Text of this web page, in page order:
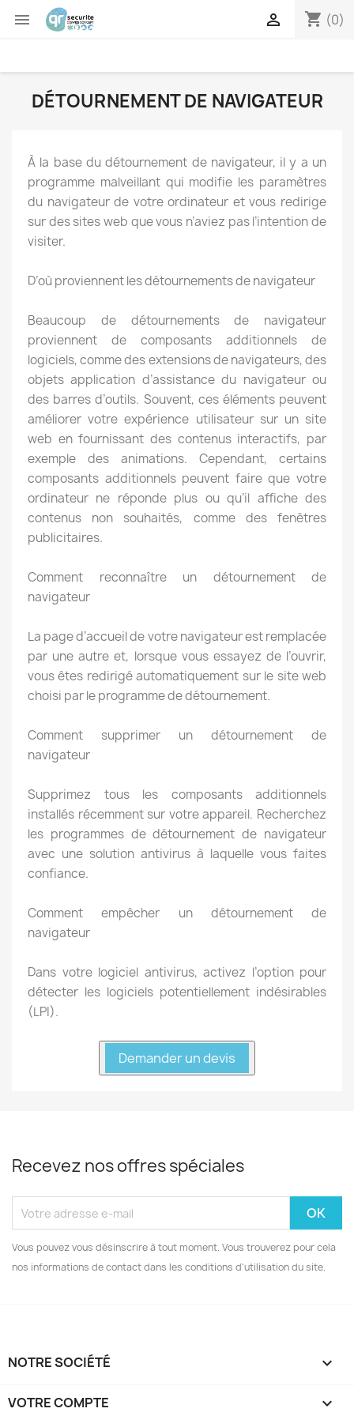
 shopping_cart (0)

DÉTOURNEMENT DE NAVIGATEUR
À la base du détournement de navigateur, il y a un
programme malveillant qui modifie les paramètres
du navigateur de votre ordinateur et vous redirige
sur des sites web que vous n’aviez pas l’intention de
visiter.
D’où proviennent les détournements de navigateur
Beaucoup de détournements de navigateur
proviennent de composants additionnels de
logiciels, comme des extensions de navigateurs, des
objets application d’assistance du navigateur ou
des barres d’outils. Souvent, ces éléments peuvent
améliorer votre expérience utilisateur sur un site
web en fournissant des contenus interactifs, par
exemple des animations. Cependant, certains
composants additionnels peuvent faire que votre
ordinateur ne réponde plus ou qu’il affiche des
contenus non souhaités, comme des fenêtres
publicitaires.
Comment reconnaître un détournement de
navigateur
La page d’accueil de votre navigateur est remplacée
par une autre et, lorsque vous essayez de l’ouvrir,
vous êtes redirigé automatiquement sur le site web
choisi par le programme de détournement.
Comment supprimer un détournement de
navigateur
Supprimez tous les composants additionnels
installés récemment sur votre appareil. Recherchez
les programmes de détournement de navigateur
avec une solution antivirus à laquelle vous faites
confiance.
Comment empêcher un détournement de
navigateur
Dans votre logiciel antivirus, activez l’option pour
détecter les logiciels potentiellement indésirables
(LPI).
Demander un devis
Recevez nos offres spéciales
Vous pouvez vous désinscrire à tout moment. Vous trouverez pour cela
nos informations de contact dans les conditions d'utilisation du site.
NOTRE SOCIÉTÉ 
VOTRE COMPTE 